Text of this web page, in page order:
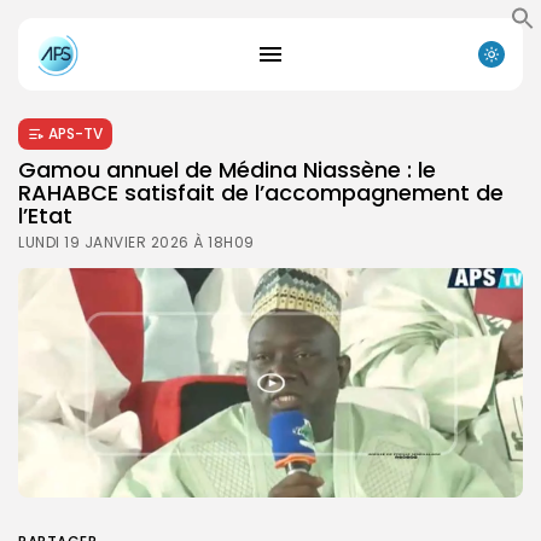
APS-TV
Gamou annuel de Médina Niassène : le
RAHABCE satisfait de l’accompagnement de
l’Etat
LUNDI 19 JANVIER 2026 À 18H09